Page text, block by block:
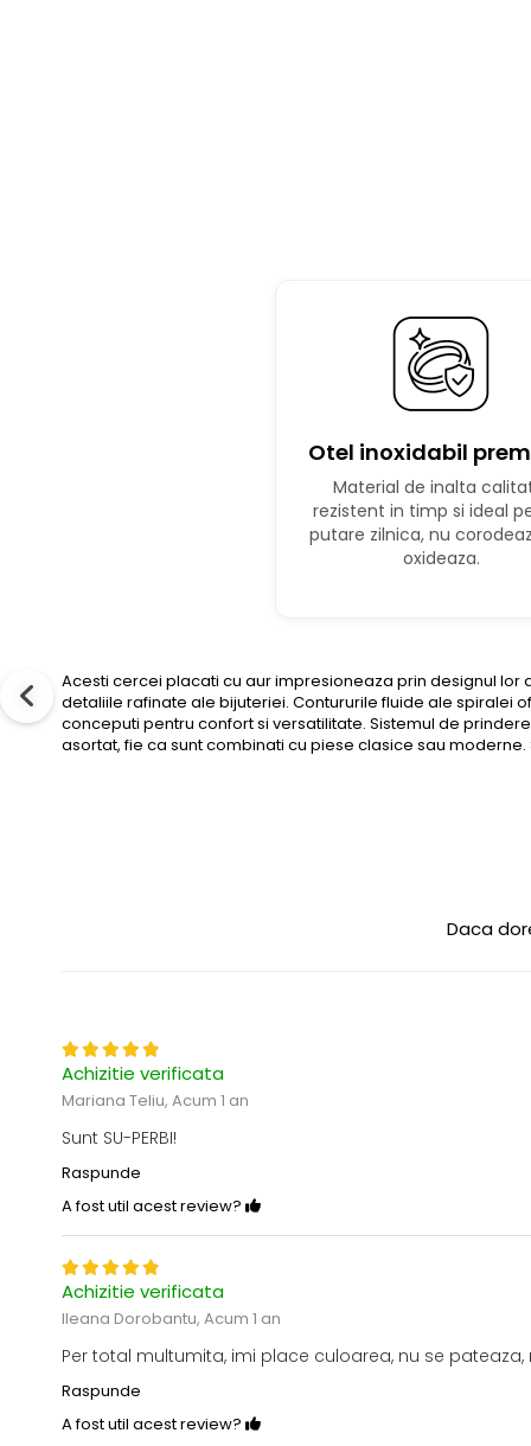
Otel inoxidabil
Material de inalta
rezistent in timp si ideal
putare zilnica, nu
oxideaza.
Acesti cercei placati cu aur impresioneaza prin designul lor
detaliile rafinate ale bijuteriei. Contururile fluide ale spiralei
conceputi pentru confort si versatilitate. Sistemul de
asortat, fie ca sunt combinati cu piese clasice sau
Daca
Achizitie verificata
Mariana Teliu, Acum 1 an
Sunt SU-PERBI!
Raspunde
A fost util acest review?
Achizitie verificata
Ileana Dorobantu, Acum 1 an
Per total multumita, imi place culoarea, nu se
Raspunde
A fost util acest review?